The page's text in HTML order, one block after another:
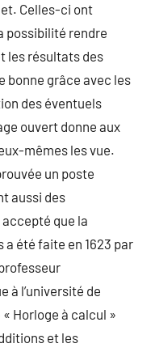
Celles-ci ont
possibilité rendre
les résultats des
bonne grâce avec les
des éventuels
ouvert donne aux
mêmes les vue.
un poste
aussi des
que la
été faite en 1623 par
à l’université de
Horloge à calcul »
et les